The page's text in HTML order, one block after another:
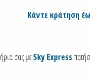
Κάντε κράτηση
σας μεSky Express